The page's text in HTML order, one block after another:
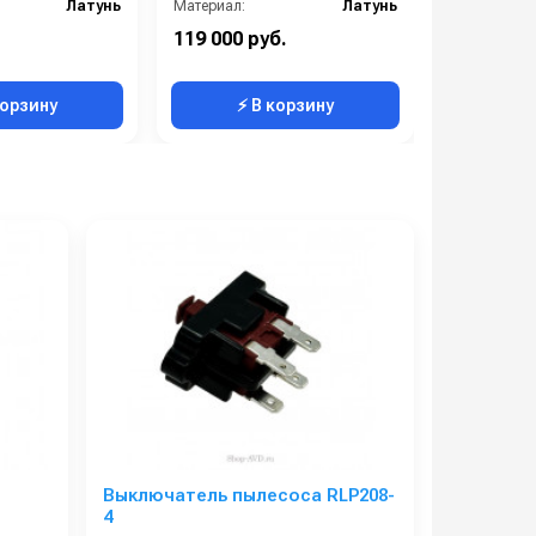
Латунь
Материал:
Латунь
Производительность (л/мин):
Производительность (л/ч):
119 000 руб.
⚡ В корзину
Выключатель пылесоса RLP208-
4